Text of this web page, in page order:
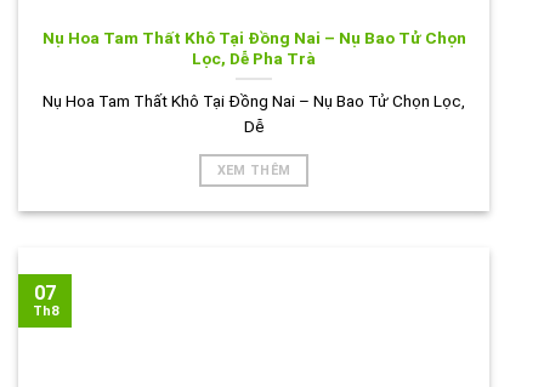
Nụ Hoa Tam Thất Khô Tại Đồng Nai – Nụ Bao Tử Chọn
Lọc, Dễ Pha Trà
Nụ Hoa Tam Thất Khô Tại Đồng Nai – Nụ Bao Tử Chọn Lọc,
Dễ
XEM THÊM
07
Th8